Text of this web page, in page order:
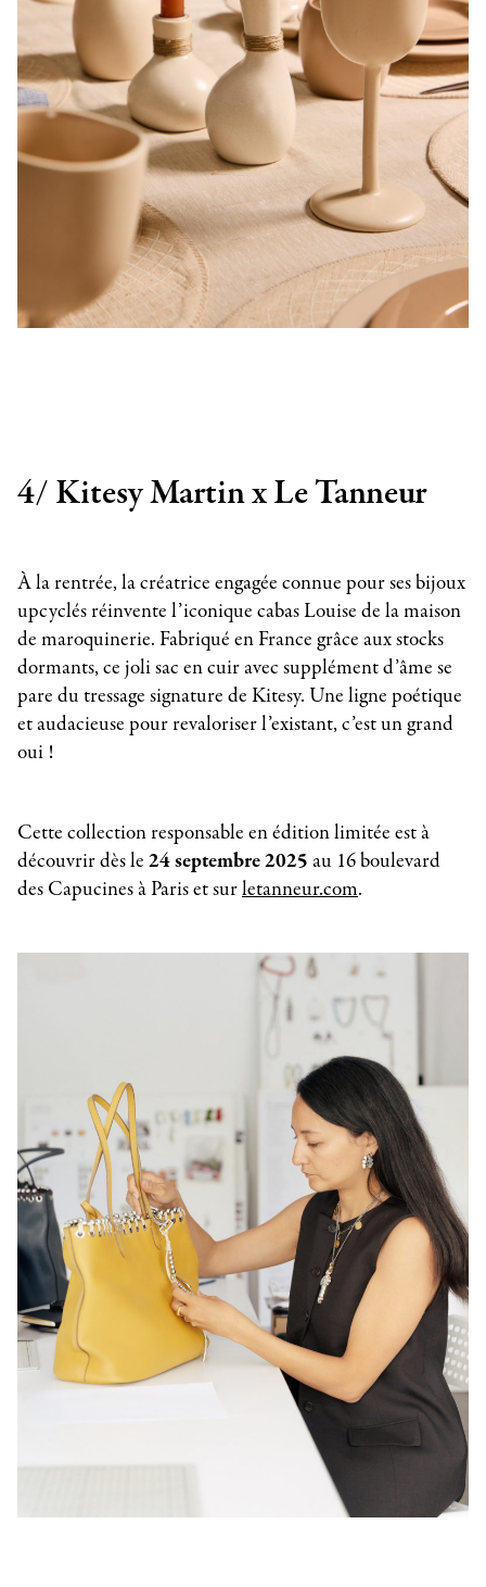
4/ Kitesy Martin x Le Tanneur
À la rentrée, la créatrice engagée connue pour ses bijoux
upcyclés réinvente l’iconique cabas Louise de la maison
de maroquinerie. Fabriqué en France grâce aux stocks
dormants, ce joli sac en cuir avec supplément d’âme se
pare du tressage signature de Kitesy. Une ligne poétique
et audacieuse pour revaloriser l’existant, c’est un grand
oui !
Cette collection responsable en édition limitée est à
découvrir dès le24 septembre 2025au 16 boulevard
des Capucines à Paris et surletanneur.com.